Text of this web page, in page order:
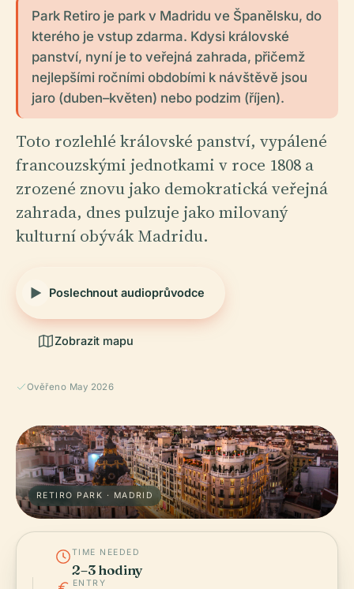
Park Retiro je park v Madridu ve Španělsku, do
kterého je vstup zdarma. Kdysi královské
panství, nyní je to veřejná zahrada, přičemž
nejlepšími ročními obdobími k návštěvě jsou
jaro (duben–květen) nebo podzim (říjen).
Toto rozlehlé královské panství, vypálené
francouzskými jednotkami v roce 1808 a
zrozené znovu jako demokratická veřejná
zahrada, dnes pulzuje jako milovaný
kulturní obývák Madridu.
Poslechnout audioprůvodce
Zobrazit mapu
Ověřeno May 2026
RETIRO PARK · MADRID
TIME NEEDED
2–3 hodiny
ENTRY